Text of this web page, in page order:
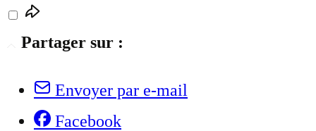
Partager sur :
Envoyer par e-mail
Facebook